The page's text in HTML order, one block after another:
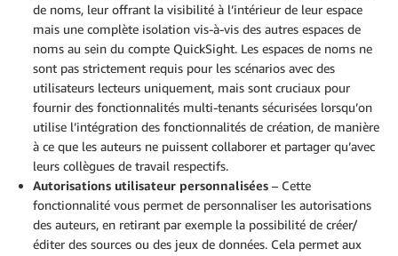
de noms, leur offrant la visibilité à l’intérieur de leur espace
mais une complète isolation vis-à-vis des autres espaces de
noms au sein du compte QuickSight. Les espaces de noms ne
sont pas strictement requis pour les scénarios avec des
utilisateurs lecteurs uniquement, mais sont cruciaux pour
fournir des fonctionnalités multi-tenants sécurisées lorsqu’on
utilise l’intégration des fonctionnalités de création, de manière
à ce que les auteurs ne puissent collaborer et partager qu’avec
leurs collègues de travail respectifs.
Autorisations utilisateur personnalisées – Cette
fonctionnalité vous permet de personnaliser les autorisations
des auteurs, en retirant par exemple la possibilité de créer/
éditer des sources ou des jeux de données. Cela permet aux